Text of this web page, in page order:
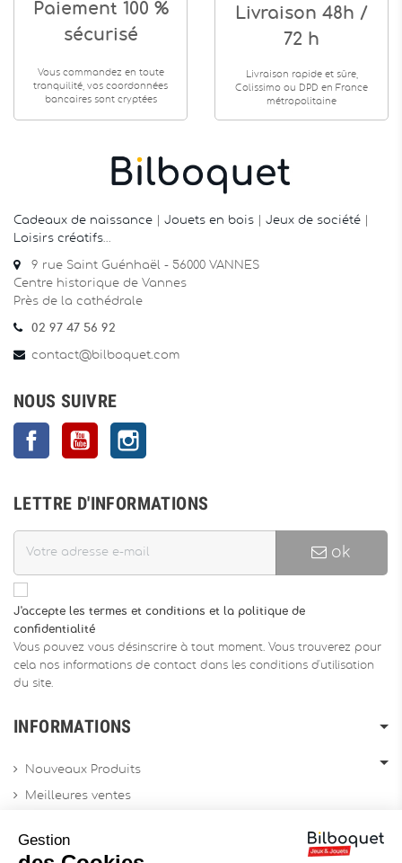
Paiement 100 %
sécurisé
Vous commandez en toute
tranquilité, vos coordonnées
bancaires sont cryptées
Livraison 48h /
72 h
Livraison rapide et sûre,
Colissimo ou DPD en France
métropolitaine
Cadeaux de naissance Jouets en bois Jeux de société
Loisirs créatifs
9 rue Saint Guénhaël - 56000 VANNES
Centre historique de Vannes
Près de la cathédrale
02 97 47 56 92
contact@bilboquet.com
NOUS SUIVRE
FacebookYouTube
LETTRE D'INFORMATIONS
ok
J'accepte les termes et conditions et la politique de
confidentialité
Vous pouvez vous désinscrire à tout moment. Vous trouverez pour
cela nos informations de contact dans les conditions d'utilisation
du site.
INFORMATIONS
Nouveaux Produits
Meilleures ventes
Archives produits
Gestion